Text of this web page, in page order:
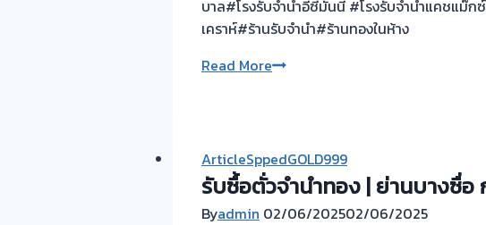
บาล#โรงรับจำนำอีซี่มันนี่ #โรงรับจำนำแคชแม๊ก
เคราห์#ร้านรับจำนำ#ร้านทองในห้าง
Read MoreSPEEDGOLD999
ราย
ละเอียด
ArticleSppedGOLD999
รับซื้อตั่วจำนำทอง | ย่านบางซื่
Byadmin 02/06/202502/06/2025